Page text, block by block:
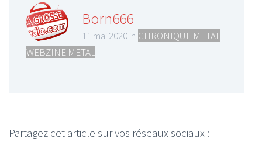
Born666
11 mai 2020 in CHRONIQUE METAL
WEBZINE METAL
Partagez cet article sur vos réseaux sociaux :